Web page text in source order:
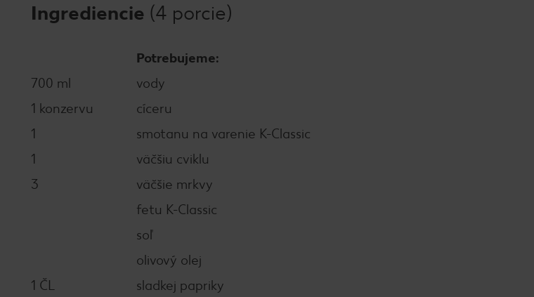
Ingrediencie (4 porcie)
Potrebujeme:
700 ml
vody
1 konzervu
cíceru
1
smotanu na varenie K-Classic
1
väčšiu cviklu
3
väčšie mrkvy
fetu K-Classic
soľ
olivový olej
1 ČL
sladkej papriky